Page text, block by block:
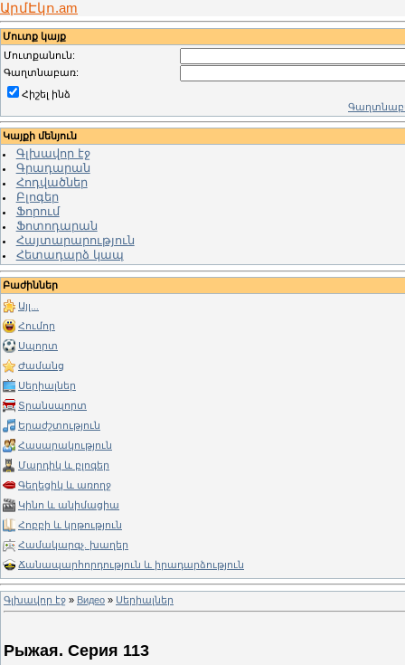
ԱրմԷկո.am
Մուտք կայք
Մուտքանուն:
Գաղտնաբառ:
Հիշել ինձ
Կայքի մենյուն
Գլխավոր էջ
Գրադարան
Հոդվածներ
Բլոգեր
Ֆորում
Ֆոտոդարան
Հայտարարություն
Հետադարձ կապ
Բաժիններ
Այլ...
Հումոր
Սպորտ
Ժամանց
Սերիալներ
Տրանսպորտ
Երաժշտություն
Հասարակություն
Մարդիկ և բլոգեր
Գեղեցիկ և առողջ
Կինո և անիմացիա
Հոբբի և կրթություն
Համակարգչ. խաղեր
Ճանապարհորդություն և իրադարձություն
Գլխավոր էջ » Видео » Սերիալներ
Рыжая. Серия 113